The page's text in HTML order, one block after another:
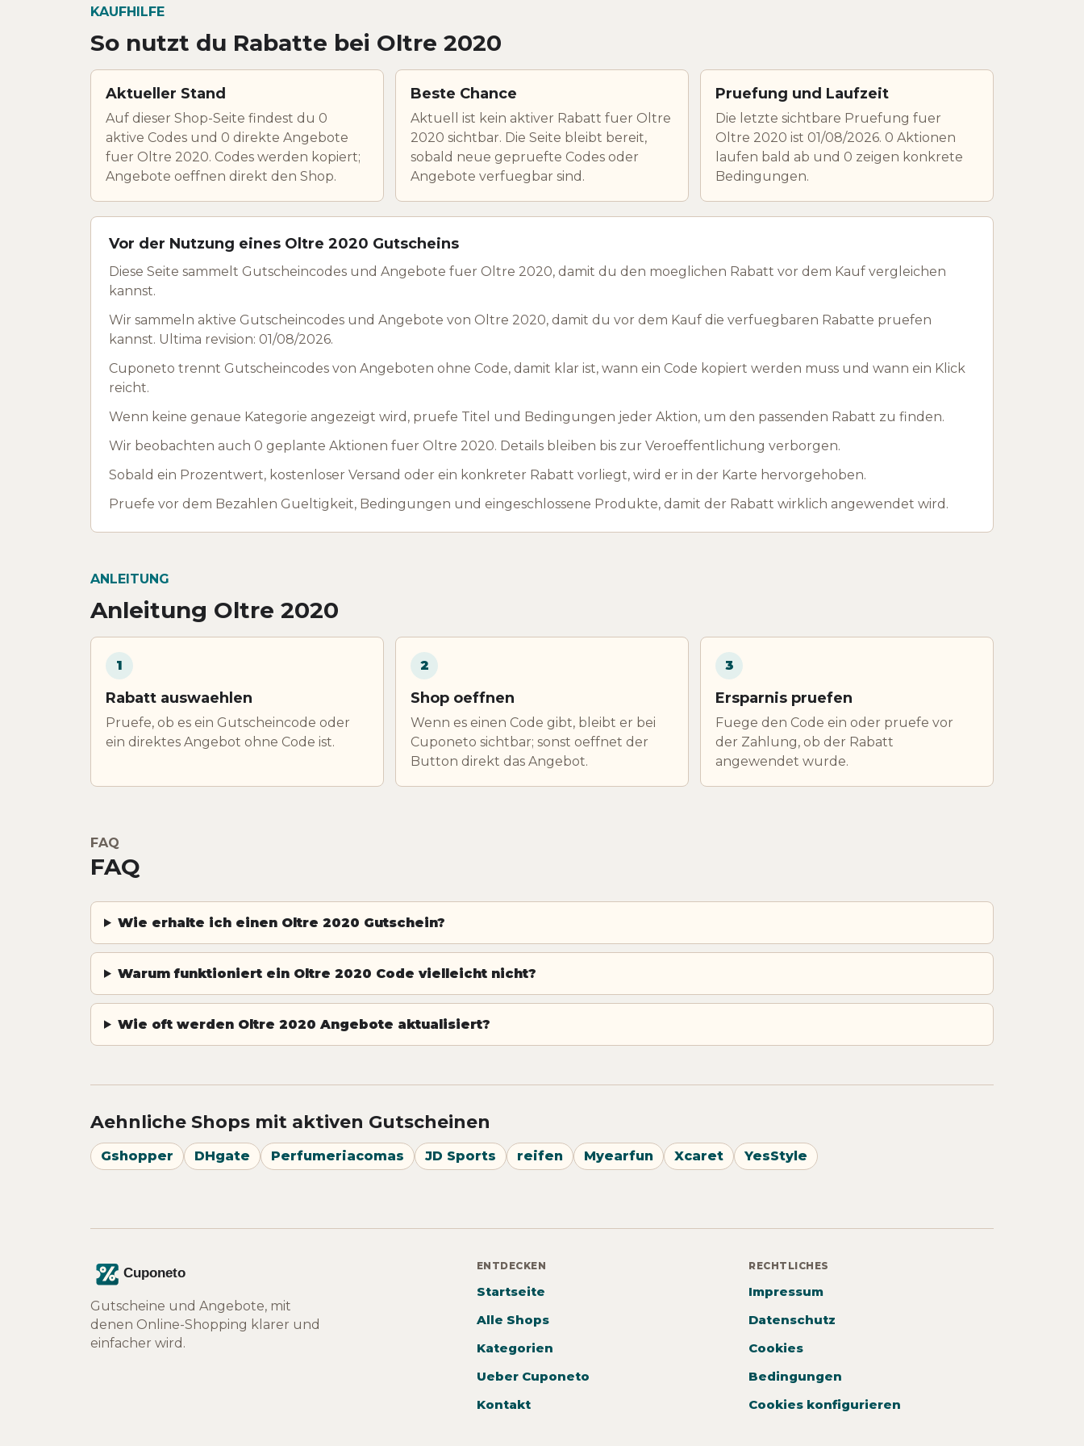
KAUFHILFE
So nutzt du Rabatte bei Oltre 2020
Aktueller Stand
Auf dieser Shop-Seite findest du 0
aktive Codes und 0 direkte Angebote
fuer Oltre 2020. Codes werden kopiert;
Angebote oeffnen direkt den Shop.
Beste Chance
Aktuell ist kein aktiver Rabatt fuer Oltre
2020 sichtbar. Die Seite bleibt bereit,
sobald neue gepruefte Codes oder
Angebote verfuegbar sind.
Pruefung und Laufzeit
Die letzte sichtbare Pruefung fuer
Oltre 2020 ist 01/08/2026. 0 Aktionen
laufen bald ab und 0 zeigen konkrete
Bedingungen.
Vor der Nutzung eines Oltre 2020 Gutscheins
Diese Seite sammelt Gutscheincodes und Angebote fuer Oltre 2020, damit du den moeglichen Rabatt vor dem Kauf vergleichen
kannst.
Wir sammeln aktive Gutscheincodes und Angebote von Oltre 2020, damit du vor dem Kauf die verfuegbaren Rabatte pruefen
kannst. Ultima revision: 01/08/2026.
Cuponeto trennt Gutscheincodes von Angeboten ohne Code, damit klar ist, wann ein Code kopiert werden muss und wann ein Klick
reicht.
Wenn keine genaue Kategorie angezeigt wird, pruefe Titel und Bedingungen jeder Aktion, um den passenden Rabatt zu finden.
Wir beobachten auch 0 geplante Aktionen fuer Oltre 2020. Details bleiben bis zur Veroeffentlichung verborgen.
Sobald ein Prozentwert, kostenloser Versand oder ein konkreter Rabatt vorliegt, wird er in der Karte hervorgehoben.
Pruefe vor dem Bezahlen Gueltigkeit, Bedingungen und eingeschlossene Produkte, damit der Rabatt wirklich angewendet wird.
ANLEITUNG
Anleitung Oltre 2020
1
Rabatt auswaehlen
Pruefe, ob es ein Gutscheincode oder
ein direktes Angebot ohne Code ist.
2
Shop oeffnen
Wenn es einen Code gibt, bleibt er bei
Cuponeto sichtbar; sonst oeffnet der
Button direkt das Angebot.
3
Ersparnis pruefen
Fuege den Code ein oder pruefe vor
der Zahlung, ob der Rabatt
angewendet wurde.
FAQ
FAQ
Wie erhalte ich einen Oltre 2020 Gutschein?
Warum funktioniert ein Oltre 2020 Code vielleicht nicht?
Wie oft werden Oltre 2020 Angebote aktualisiert?
Aehnliche Shops mit aktiven Gutscheinen
Gshopper DHgate Perfumeriacomas JD Sports reifen Myearfun Xcaret YesStyle
Gutscheine und Angebote, mit
denen Online-Shopping klarer und
einfacher wird.
ENTDECKEN
Startseite
Alle Shops
Kategorien
Ueber Cuponeto
Kontakt
RECHTLICHES
Impressum
Datenschutz
Cookies
Bedingungen
Cookies konfigurieren